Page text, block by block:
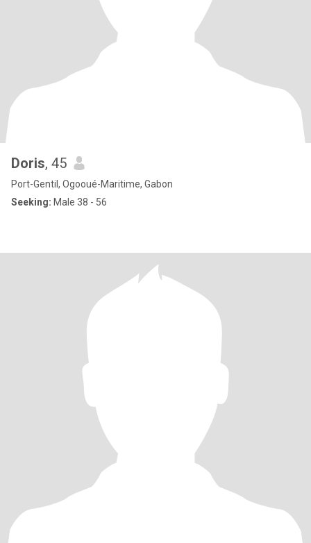
Doris, 45
Port-Gentil, Ogooué-Maritime, Gabon
Seeking: Male 38 - 56